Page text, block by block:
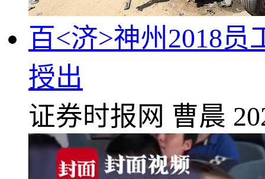
百<济>神州2018员
授出
证券时报网 曹晨